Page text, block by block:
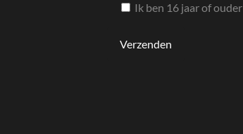
Ik ben 16 jaar of ouder